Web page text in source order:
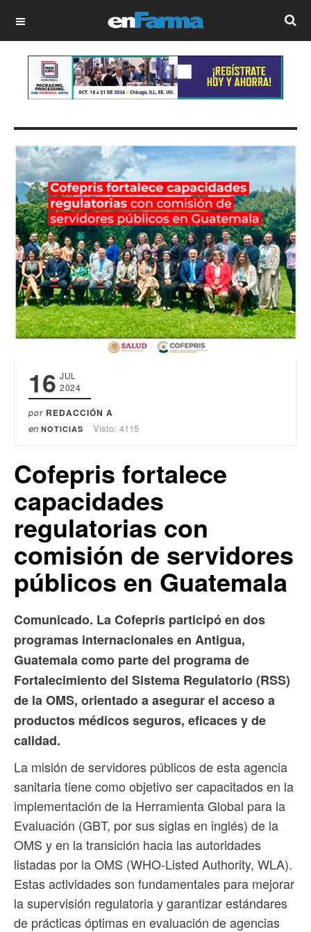
OFF CANVAS
16 JUL
2024
por REDACCIÓN A
en NOTICIAS Visto: 4115
Cofepris fortalece
capacidades
regulatorias con
comisión de servidores
públicos en Guatemala
Comunicado. La Cofepris participó en dos
programas internacionales en Antigua,
Guatemala como parte del programa de
Fortalecimiento del Sistema Regulatorio (RSS)
de la OMS, orientado a asegurar el acceso a
productos médicos seguros, eficaces y de
calidad.
La misión de servidores públicos de esta agencia
sanitaria tiene como objetivo ser capacitados en la
implementación de la Herramienta Global para la
Evaluación (GBT, por sus siglas en inglés) de la
OMS y en la transición hacia las autoridades
listadas por la OMS (WHO-Listed Authority, WLA).
Estas actividades son fundamentales para mejorar
la supervisión regulatoria y garantizar estándares
de prácticas óptimas en evaluación de agencias